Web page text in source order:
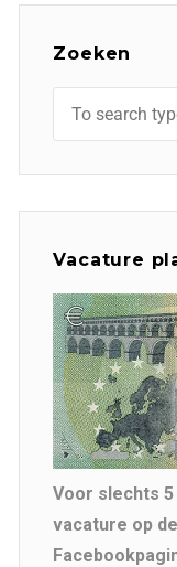
Zoeken
Vacature
Voor slechts
vacature op